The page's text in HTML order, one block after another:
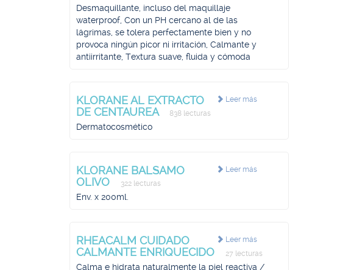
Desmaquillante, incluso del maquillaje
waterproof, Con un PH cercano al de las
lágrimas, se tolera perfectamente bien y no
provoca ningún picor ni irritación, Calmante y
antiirritante, Textura suave, fluida y cómoda
Leer más
KLORANE AL EXTRACTO
DE CENTAUREA
838 lecturas
Dermatocosmético
Leer más
KLORANE BALSAMO
OLIVO
322 lecturas
Env. x 200ml.
Leer más
RHEACALM CUIDADO
CALMANTE ENRIQUECIDO
27 lecturas
Calma e hidrata naturalmente la piel reactiva /